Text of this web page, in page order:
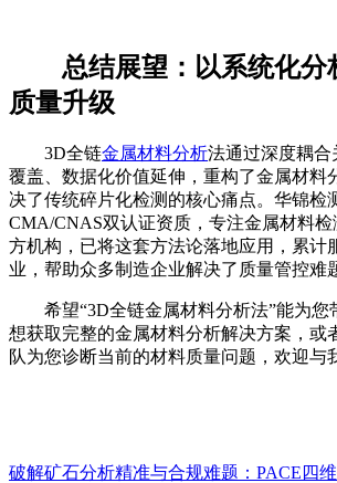
总结展望：以系统化分
质量升级
3D全链金属材料分析法通过深度耦
覆盖、数据化价值延伸，重构了金属材料
决了传统碎片化检测的核心痛点。华锦检
CMA/CNAS双认证资质，专注金属材料检
方机构，已将这套方法论落地应用，累计
业，帮助众多制造企业解决了质量管控难
希望“3D全链金属材料分析法”能为您
想获取完整的金属材料分析解决方案，或
队为您诊断当前的材料质量问题，欢迎与
破解矿石分析精准与合规难题：PACE四